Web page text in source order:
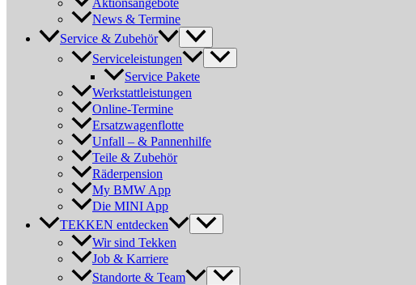
Aktionsangebote
News & Termine
Service & Zubehör
Serviceleistungen
Service Pakete
Werkstattleistungen
Online-Termine
Ersatzwagenflotte
Unfall – & Pannenhilfe
Teile & Zubehör
Räderpension
My BMW App
Die MINI App
TEKKEN entdecken
Wir sind Tekken
Job & Karriere
Standorte & Team